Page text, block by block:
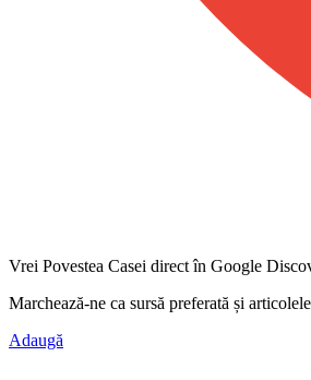
Vrei Povestea Casei direct în Google
Marchează-ne ca sursă preferată și
Adaugă